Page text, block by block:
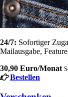
24/7: Sofortiger
Mailausgabe,
30,90 Euro/Monat
Bestellen